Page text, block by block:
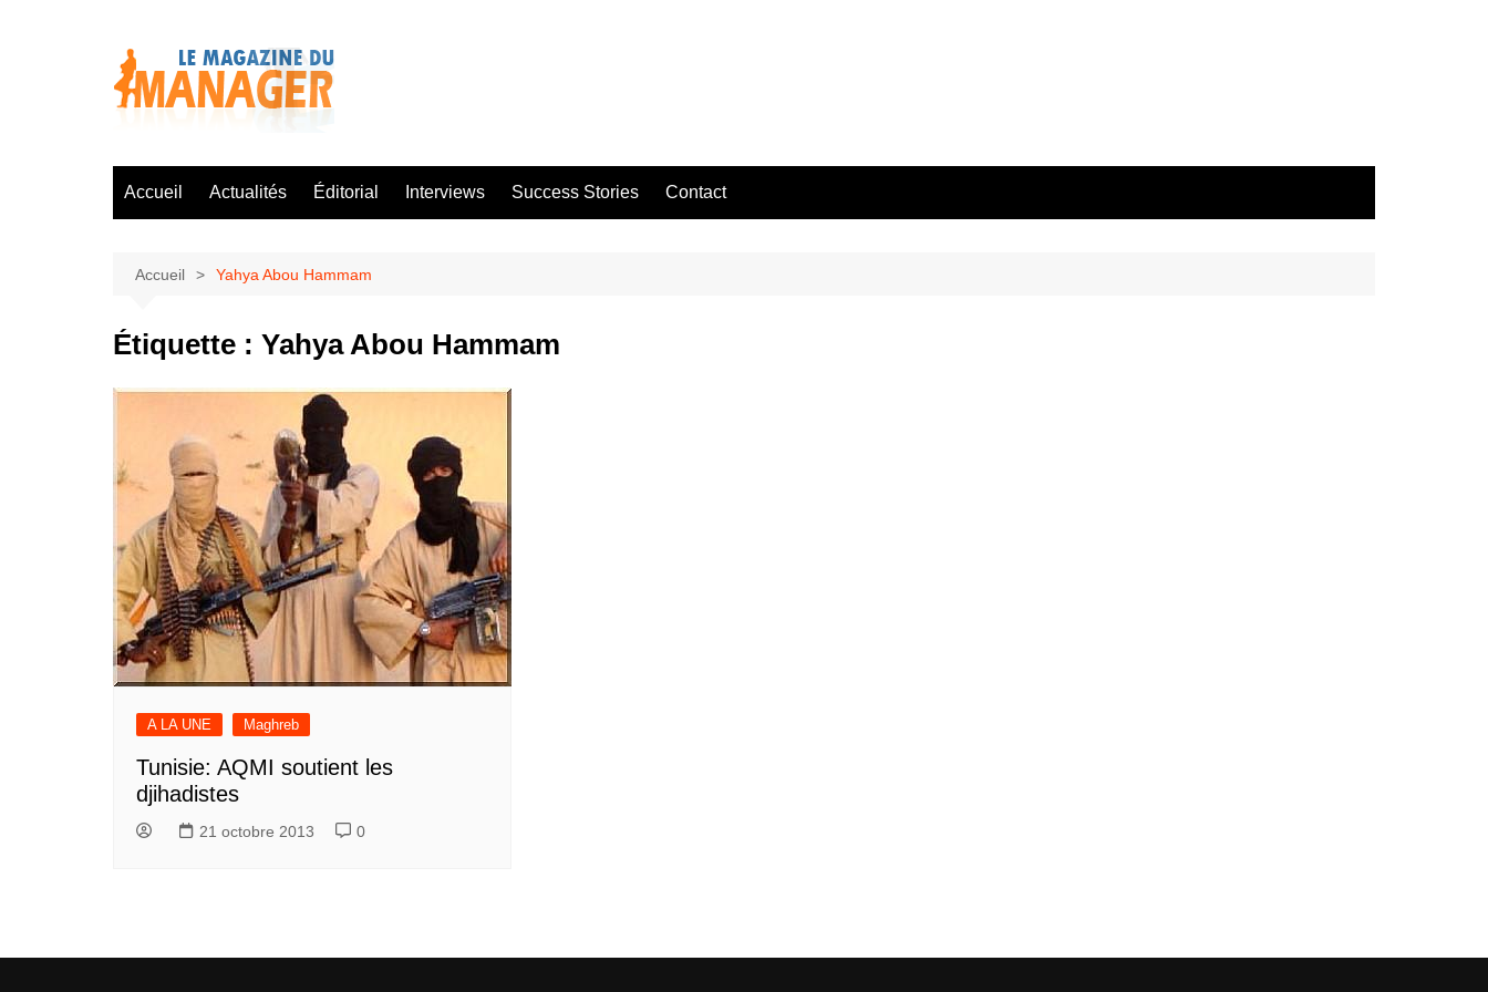
Accueil Actualités Éditorial Interviews Success Stories Contact
Accueil Yahya Abou Hammam
Étiquette : Yahya Abou Hammam
A LA UNE Maghreb
Tunisie: AQMI soutient les
djihadistes
21 octobre 2013 0